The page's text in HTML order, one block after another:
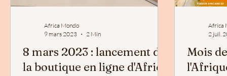
Africa Mondo
9 mars 2023
2 Min
8 mars 2023 : lancement de
la boutique en ligne d'Africa
Africa
2 juil.
Mois